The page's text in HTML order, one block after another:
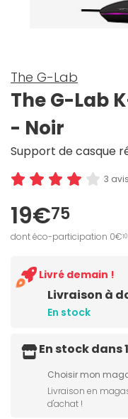
The G-Lab
The G-Lab
- Noir
Support de casque
3 avis
19€75
dont éco-participation 0€10
Livraison à
En stock
Livré demain !
En stock dans
Choisir mon
Livraison en
d'achat !